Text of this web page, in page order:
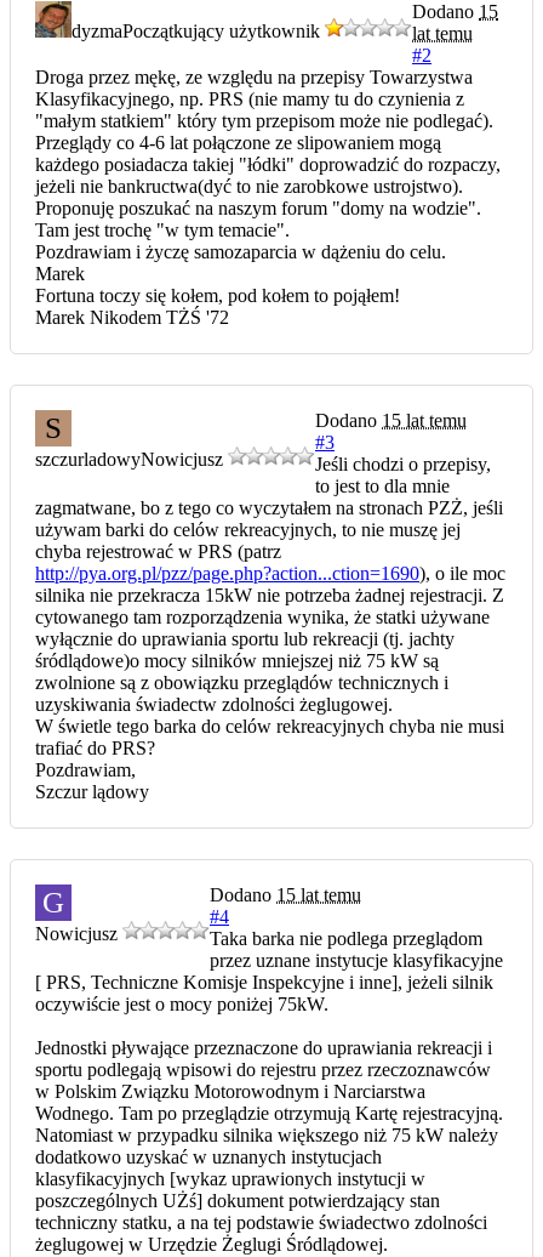
dyzmaPoczątkujący użytkownik
Dodano 15
lat temu
#2
Droga przez mękę, ze względu na przepisy Towarzystwa
Klasyfikacyjnego, np. PRS (nie mamy tu do czynienia z
"małym statkiem" który tym przepisom może nie podlegać).
Przeglądy co 4-6 lat połączone ze slipowaniem mogą
każdego posiadacza takiej "łódki" doprowadzić do rozpaczy,
jeżeli nie bankructwa(dyć to nie zarobkowe ustrojstwo).
Proponuję poszukać na naszym forum "domy na wodzie".
Tam jest trochę "w tym temacie".
Pozdrawiam i życzę samozaparcia w dążeniu do celu.
Marek
Fortuna toczy się kołem, pod kołem to pojąłem!
Marek Nikodem TŻŚ '72
S
szczurladowyNowicjusz
Dodano 15 lat temu
#3
Jeśli chodzi o przepisy,
to jest to dla mnie
zagmatwane, bo z tego co wyczytałem na stronach PZŻ, jeśli
używam barki do celów rekreacyjnych, to nie muszę jej
chyba rejestrować w PRS (patrz
http://pya.org.pl/pzz/page.php?action...ction=1690), o ile moc
silnika nie przekracza 15kW nie potrzeba żadnej rejestracji. Z
cytowanego tam rozporządzenia wynika, że statki używane
wyłącznie do uprawiania sportu lub rekreacji (tj. jachty
śródlądowe)o mocy silników mniejszej niż 75 kW są
zwolnione są z obowiązku przeglądów technicznych i
uzyskiwania świadectw zdolności żeglugowej.
W świetle tego barka do celów rekreacyjnych chyba nie musi
trafiać do PRS?
Pozdrawiam,
Szczur lądowy
G
Nowicjusz
Dodano 15 lat temu
#4
Taka barka nie podlega przeglądom
przez uznane instytucje klasyfikacyjne
[ PRS, Techniczne Komisje Inspekcyjne i inne], jeżeli silnik
oczywiście jest o mocy poniżej 75kW.
Jednostki pływające przeznaczone do uprawiania rekreacji i
sportu podlegają wpisowi do rejestru przez rzeczoznawców
w Polskim Związku Motorowodnym i Narciarstwa
Wodnego. Tam po przeglądzie otrzymują Kartę rejestracyjną.
Natomiast w przypadku silnika większego niż 75 kW należy
dodatkowo uzyskać w uznanych instytucjach
klasyfikacyjnych [wykaz uprawionych instytucji w
poszczególnych UŻś] dokument potwierdzający stan
techniczny statku, a na tej podstawie świadectwo zdolności
żeglugowej w Urzędzie Żeglugi Śródlądowej.